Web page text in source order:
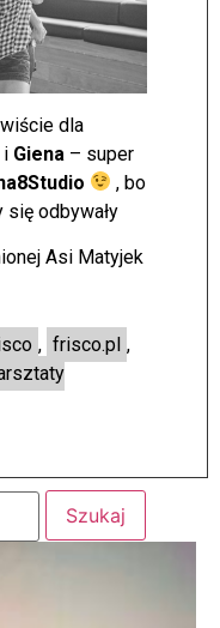
dla
i Giena – super
, bo
odbywały
Asi Matyjek
, frisco.pl ,